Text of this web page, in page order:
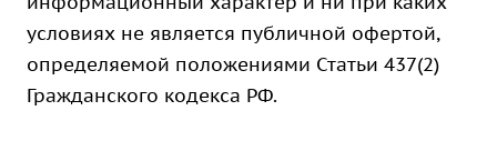
условиях не является публичной офертой,
определяемой положениями Статьи 437(2)
Гражданского кодекса РФ.